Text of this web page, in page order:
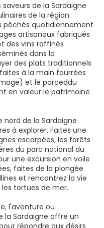
de la Sardaigne
de la région.
pêchés quotidiennement
artisanaux fabriqués
des vins raffinés
dans la
des plats traditionnels
à la main fourrées
et le porceddu
en valeur le patrimoine
nord de la Sardaigne
à explorer. Faites une
escarpées, les forêts
du parc national du
une excursion en voile
faites de la plongée
et rencontrez la vie
tortues de mer.
l'aventure ou
la Sardaigne offre un
répondre aux désirs